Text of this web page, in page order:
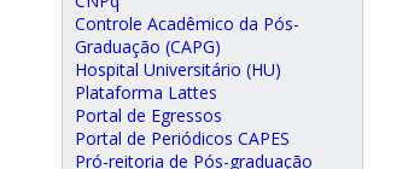
Controle Acadêmico da Pós-
Graduação (CAPG)
Hospital Universitário (HU)
Plataforma Lattes
Portal de Egressos
Portal de Periódicos CAPES
Pró-reitoria de Pós-graduação